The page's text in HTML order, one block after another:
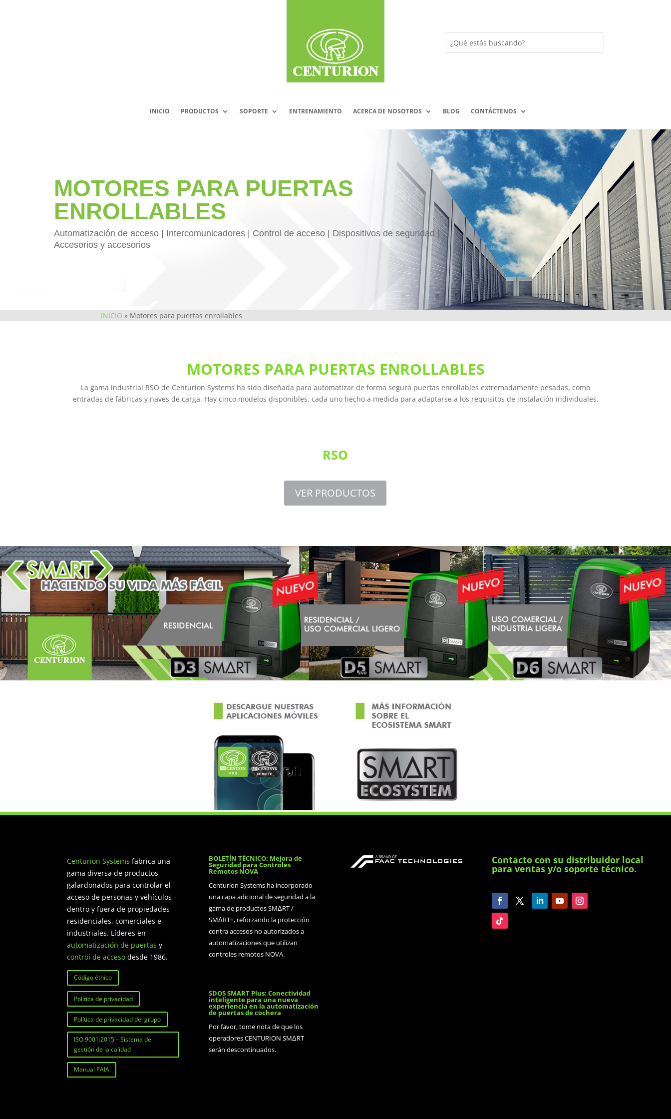
INICIO PRODUCTOS SOPORTE ENTRENAMIENTO ACERCA DE NOSOTROS BLOG CONTÁCTENOS
MOTORES PARA PUERTAS
ENROLLABLES
Automatización de acceso | Intercomunicadores | Control de acceso | Dispositivos de seguridad |
Accesorios y accesorios
INICIO » Motores para puertas enrollables
MOTORES PARA PUERTAS ENROLLABLES
La gama industrial RSO de Centurion Systems ha sido diseñada para automatizar de forma segura puertas enrollables extremadamente pesadas, como
entradas de fábricas y naves de carga. Hay cinco modelos disponibles, cada uno hecho a medida para adaptarse a los requisitos de instalación individuales.
RSO
VER PRODUCTOS
Centurion Systemsfabrica una
gama diversa de productos
galardonados para controlar el
acceso de personas y vehículos
dentro y fuera de propiedades
residenciales, comerciales e
industriales. Líderes en
automatización de puertas y
control de acceso desde 1986.
Código éthico
Política de privacidad
Política de privacidad del grupo
ISO 9001:2015 – Sistema de
gestión de la calidad
Manual PAIA
BOLETÍN TÉCNICO: Mejora de
Seguridad para Controles
Remotos NOVA
Centurion Systems ha incorporado
una capa adicional de seguridad a la
gama de productos SMΔRT /
SMΔRT+, reforzando la protección
contra accesos no autorizados a
automatizaciones que utilizan
controles remotos NOVA.
SDO5 SMART Plus: Conectividad
inteligente para una nueva
experiencia en la automatización
de puertas de cochera
Por favor, tome nota de que los
operadores CENTURION SMΔRT
serán descontinuados.
Contacto con su distribuidor local
para ventas y/o soporte técnico.